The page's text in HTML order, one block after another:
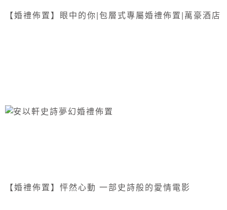
【婚禮佈置】眼中的你|包層式專屬婚禮佈置|萬豪酒店
【婚禮佈置】怦然心動 一部史詩般的愛情電影